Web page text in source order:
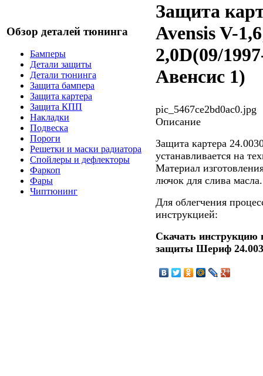
Обзор деталей тюнинга
Бамперы
Детали защиты
Детали тюнинга
Защита бампера
Защита картера
Защита КПП
Накладки
Подвеска
Пороги
Решетки и маски радиатора
Спойлеры и дефлекторы
Фаркоп
Фары
Чиптюнинг
Защита
Avensis V-
2,0D(09/
Авенсис 1)
pic_5467ce2bd0ac0.jpg
Описание
Защита картера
устанавливается на
Материал
лючок для слива масла.
Для облегчения
инструкцией:
Скачать инструкцию
защиты Шериф